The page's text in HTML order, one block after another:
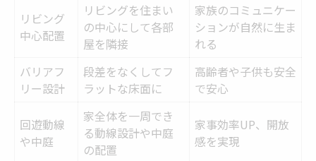
リビング
中心配置
リビングを住まい
の中心にして各部
屋を隣接
家族のコミュニケー
ションが自然に生ま
れる
バリアフ
リー設計
段差をなくしてフ
ラットな床面に
高齢者や子供も安全
で安心
回遊動線
や中庭
家全体を一周でき
る動線設計や中庭
の配置
家事効率UP、開放
感を実現